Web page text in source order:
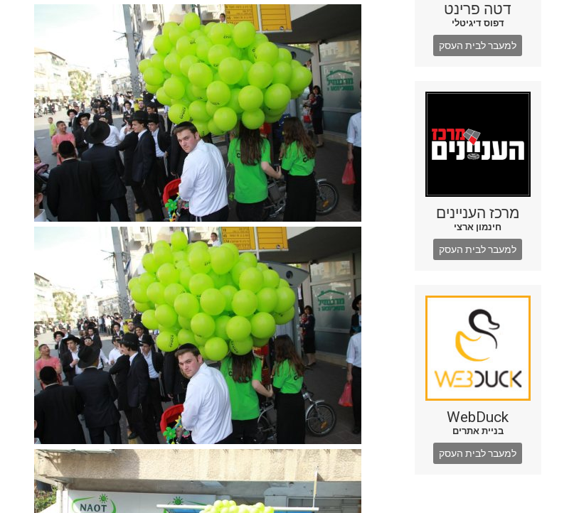
דטה פרינט
דפוס דיגיטלי
למעבר לבית העסק
מרכז העניינים
חינמון ארצי
למעבר לבית העסק
WebDuck
בניית אתרים
למעבר לבית העסק